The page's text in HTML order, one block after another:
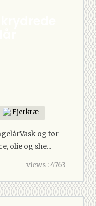
Fjerkræ
og tør
olie og she...
views : 4763